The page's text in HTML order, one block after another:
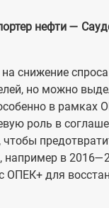
нефти —
снижение
но можно
в рамках
роль в
например в
ОПЕК+ для